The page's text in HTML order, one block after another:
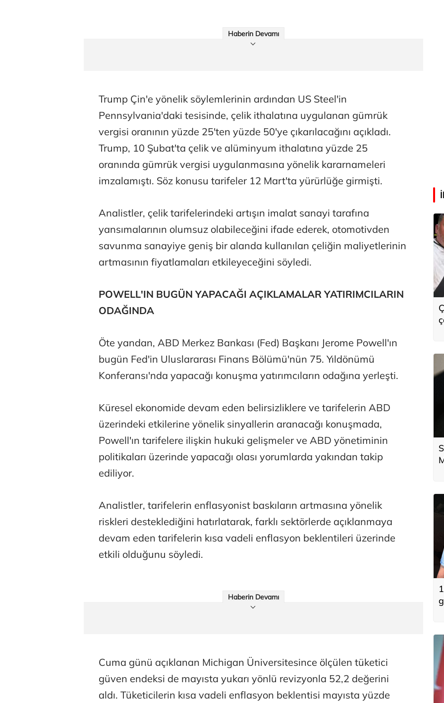
Haberin Devamı
Trump Çin'e yönelik söylemlerinin ardından US Steel'in
Pennsylvania'daki tesisinde, çelik ithalatına uygulanan gümrük
vergisi oranının yüzde 25'ten yüzde 50'ye çıkarılacağını açıkladı.
Trump, 10 Şubat'ta çelik ve alüminyum ithalatına yüzde 25
oranında gümrük vergisi uygulanmasına yönelik kararnameleri
imzalamıştı. Söz konusu tarifeler 12 Mart'ta yürürlüğe girmişti.
Analistler, çelik tarifelerindeki artışın imalat sanayi tarafına
yansımalarının olumsuz olabileceğini ifade ederek, otomotivden
savunma sanayiye geniş bir alanda kullanılan çeliğin maliyetlerinin
artmasının fiyatlamaları etkileyeceğini söyledi.
POWELL'IN BUGÜN YAPACAĞI AÇIKLAMALAR YATIRIMCILARIN
ODAĞINDA
Öte yandan, ABD Merkez Bankası (Fed) Başkanı Jerome Powell'ın
bugün Fed'in Uluslararası Finans Bölümü'nün 75. Yıldönümü
Konferansı'nda yapacağı konuşma yatırımcıların odağına yerleşti.
Küresel ekonomide devam eden belirsizliklere ve tarifelerin ABD
üzerindeki etkilerine yönelik sinyallerin aranacağı konuşmada,
Powell'ın tarifelere ilişkin hukuki gelişmeler ve ABD yönetiminin
politikaları üzerinde yapacağı olası yorumlarda yakından takip
ediliyor.
Analistler, tarifelerin enflasyonist baskıların artmasına yönelik
riskleri desteklediğini hatırlatarak, farklı sektörlerde açıklanmaya
devam eden tarifelerin kısa vadeli enflasyon beklentileri üzerinde
etkili olduğunu söyledi.
Haberin Devamı
Cuma günü açıklanan Michigan Üniversitesince ölçülen tüketici
güven endeksi de mayısta yukarı yönlü revizyonla 52,2 değerini
aldı. Tüketicilerin kısa vadeli enflasyon beklentisi mayısta yüzde
Mehmet Tez